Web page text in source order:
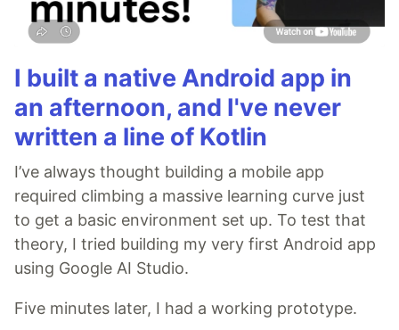
I built a native Android app in
an afternoon, and I've never
written a line of Kotlin
I’ve always thought building a mobile app
required climbing a massive learning curve just
to get a basic environment set up. To test that
theory, I tried building my very first Android app
using Google AI Studio.
Five minutes later, I had a working prototype.